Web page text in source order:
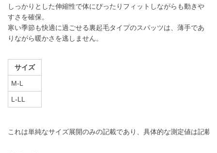
しっかりとした伸縮性で体にぴったりフィットしながらも動きや
すさを確保。
寒い季節も快適に過ごせる裏起毛タイプのスパッツは、薄手であ
りながら暖かさを逃しません。
サイズ
M-L
L-LL